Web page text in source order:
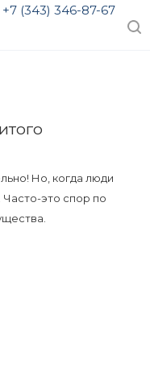
+7 (343) 346-87-67
Но, когда люди
Часто-это спор по